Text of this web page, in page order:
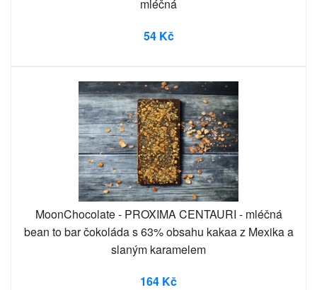
mléčná
54 Kč
MoonChocolate - PROXIMA CENTAURI - mléčná
bean to bar čokoláda s 63% obsahu kakaa z Mexika a
slaným karamelem
164 Kč